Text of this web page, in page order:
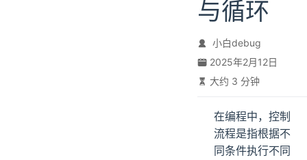
与循环
小白debug
2025年2月12日
大约 3 分钟
在编程中，控制
流程是指根据不
同条件执行不同